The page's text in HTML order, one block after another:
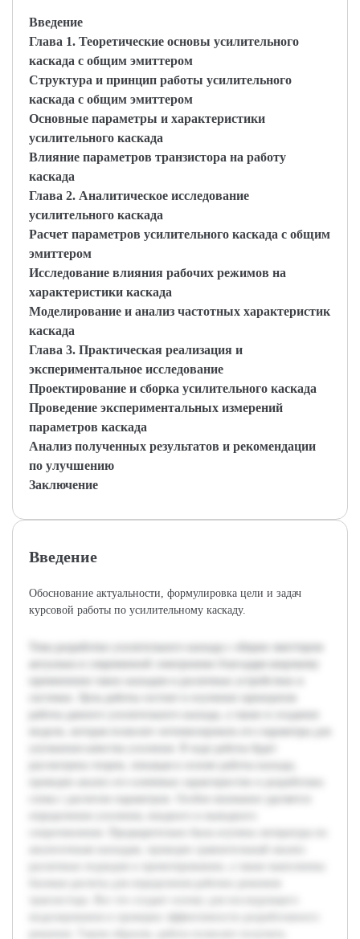
Введение
Глава 1. Теоретические основы усилительного
каскада с общим эмиттером
Структура и принцип работы усилительного
каскада с общим эмиттером
Основные параметры и характеристики
усилительного каскада
Влияние параметров транзистора на работу
каскада
Глава 2. Аналитическое исследование
усилительного каскада
Расчет параметров усилительного каскада с общим
эмиттером
Исследование влияния рабочих режимов на
характеристики каскада
Моделирование и анализ частотных характеристик
каскада
Глава 3. Практическая реализация и
экспериментальное исследование
Проектирование и сборка усилительного каскада
Проведение экспериментальных измерений
параметров каскада
Анализ полученных результатов и рекомендации
по улучшению
Заключение
Введение
Обоснование актуальности, формулировка цели и задач
курсовой работы по усилительному каскаду.